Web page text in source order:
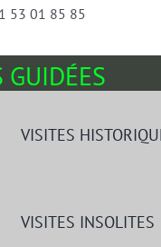
53 01 85 85
GUIDÉES
VISITES
VISITES INSOLITES